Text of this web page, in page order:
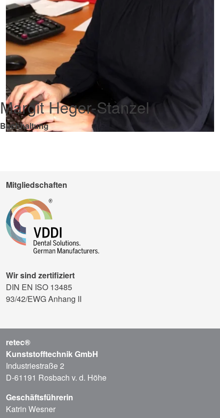
Margit Heger-Stanzel
Buchhaltung
Mitgliedschaften
Wir sind zertifiziert
DIN EN ISO 13485
93/42/EWG Anhang II
retec®
Kunststofftechnik GmbH
Industriestraße 2
D-61191 Rosbach v. d. Höhe
Geschäftsführerin
Katrin Wesner